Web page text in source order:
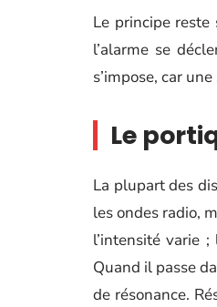
Le principe
l’alarme se
s’impose, car
Le
La plupart des
les ondes radio,
l’intensité varie
Quand il passe
de résonance.